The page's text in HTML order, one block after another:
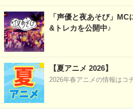
「声優と夜あそび」
&トレカを公開中♪
【夏アニメ 2026】
2026年春アニメの情報はコ